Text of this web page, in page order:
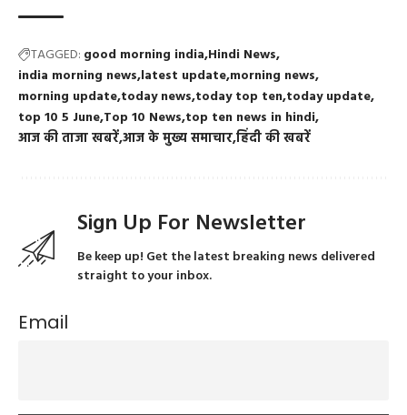
TAGGED: good morning india Hindi News
india morning news latest update morning news
morning update today news today top ten today update
top 10 5 June Top 10 News top ten news in hindi
आज की ताजा खबरेंआज के मुख्य समाचारहिंदी की खबरें
Sign Up For Newsletter
Be keep up! Get the latest breaking news delivered
straight to your inbox.
Email